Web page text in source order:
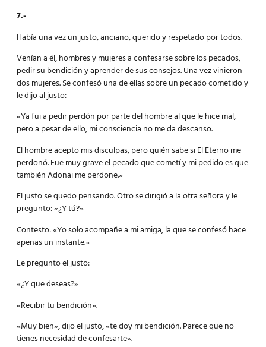
7.-
Había una vez un justo, anciano, querido y respetado por todos.
Venían a él, hombres y mujeres a confesarse sobre los pecados,
pedir su bendición y aprender de sus consejos. Una vez vinieron
dos mujeres. Se confesó una de ellas sobre un pecado cometido y
le dijo al justo:
«Ya fui a pedir perdón por parte del hombre al que le hice mal,
pero a pesar de ello, mi consciencia no me da descanso.
El hombre acepto mis disculpas, pero quién sabe si El Eterno me
perdonó. Fue muy grave el pecado que cometí y mi pedido es que
también Adonai me perdone.»
El justo se quedo pensando. Otro se dirigió a la otra señora y le
pregunto: «¿Y tú?»
Contesto: «Yo solo acompañe a mi amiga, la que se confesó hace
apenas un instante.»
Le pregunto el justo:
«¿Y que deseas?»
«Recibir tu bendición».
«Muy bien», dijo el justo, «te doy mi bendición. Parece que no
tienes necesidad de confesarte».